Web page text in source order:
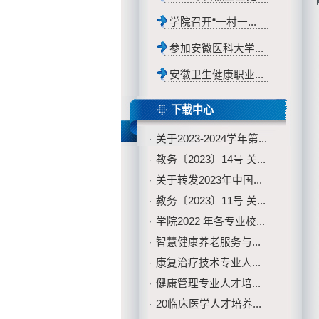
学院召开“一村一...
参加安徽医科大学...
安徽卫生健康职业...
下载中心
· 关于2023-2024学年第...
· 教务〔2023〕14号 关...
· 关于转发2023年中国...
· 教务〔2023〕11号 关...
· 学院2022 年各专业校...
· 智慧健康养老服务与...
· 康复治疗技术专业人...
· 健康管理专业人才培...
· 20临床医学人才培养...